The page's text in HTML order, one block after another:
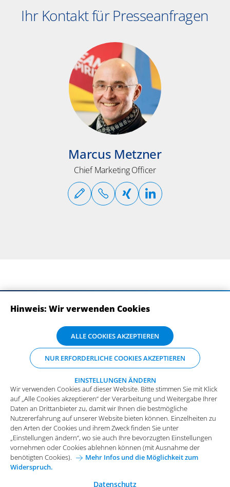
Ihr Kontakt für Presseanfragen
Marcus Metzner
Chief Marketing Officer
Impressum Datenschutz
Allgemeine Einkaufsbedingungen
Karriere bei Arvato Systems Kontakt
Wir verwenden Cookies auf dieser Website. Bitte stimmen Sie mit Klick
auf „Alle Cookies akzeptieren“ der Verarbeitung und Weitergabe Ihrer
Daten an Drittanbieter zu, damit wir Ihnen die bestmögliche
Nutzererfahrung auf unserer Website bieten können. Einzelheiten zu
den Arten der Cookies und ihrem Zweck finden Sie unter
„Einstellungen ändern“, wo sie auch Ihre bevorzugten Einstellungen
vornehmen oder Cookies ablehnen können (mit Ausnahme der
benötigten Cookies).
Mehr Infos und die Möglichkeit zum
Widerspruch.
Datenschutz
Hinweis: Wir verwenden Cookies
ALLE COOKIES AKZEPTIEREN
NUR ERFORDERLICHE COOKIES AKZEPTIEREN
EINSTELLUNGEN ÄNDERN
Wir verwenden Cookies auf dieser Website. Bitte stimmen Sie mit Klick
auf „Alle Cookies akzeptieren“ der Verarbeitung und Weitergabe Ihrer
Daten an Drittanbieter zu, damit wir Ihnen die bestmögliche
Nutzererfahrung auf unserer Website bieten können. Einzelheiten zu
den Arten der Cookies und ihrem Zweck finden Sie unter
„Einstellungen ändern“, wo sie auch Ihre bevorzugten Einstellungen
vornehmen oder Cookies ablehnen können (mit Ausnahme der
benötigten Cookies).
Mehr Infos und die Möglichkeit zum
Widerspruch.
Funktionale Cookies
Diese Cookies sind essenziell wichtig für die einwandfreie
Funktion der Website.
Analytische Cookies
Analytische Cookies werden verwendet, um das